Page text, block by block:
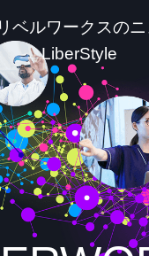
ベルワークスの
LiberStyle